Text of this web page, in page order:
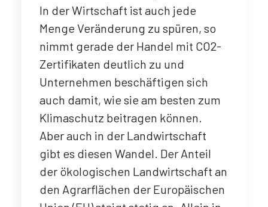
In der Wirtschaft ist auch jede
Menge Veränderung zu spüren, so
nimmt gerade der Handel mit CO2-
Zertifikaten deutlich zu und
Unternehmen beschäftigen sich
auch damit, wie sie am besten zum
Klimaschutz beitragen können.
Aber auch in der Landwirtschaft
gibt es diesen Wandel. Der Anteil
der ökologischen Landwirtschaft an
den Agrarflächen der Europäischen